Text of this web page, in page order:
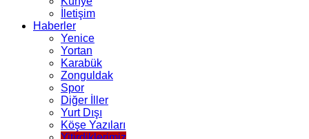
İletişim
Haberler
Yenice
Yortan
Karabük
Zonguldak
Spor
Diğer İller
Yurt Dışı
Köşe Yazıları